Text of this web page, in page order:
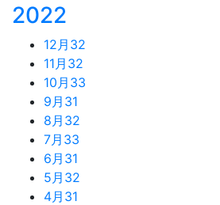
2022
12月 32
11月 32
10月 33
9月 31
8月 32
7月 33
6月 31
5月 32
4月 31